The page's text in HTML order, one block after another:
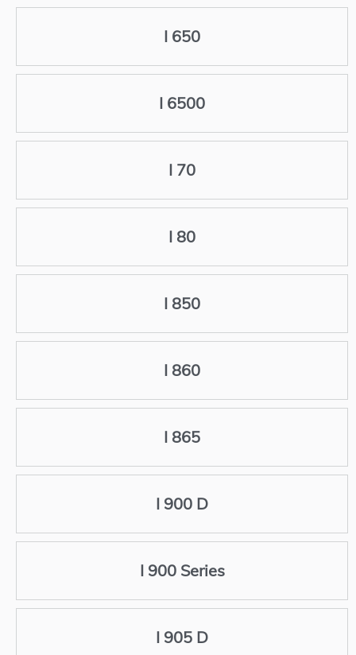
I 650
I 6500
I 70
I 80
I 850
I 860
I 865
I 900 D
I 900 Series
I 905 D